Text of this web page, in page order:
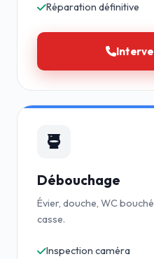
Réparation définitive
Débouchage
Évier, douche, WC
casse.
Inspection caméra